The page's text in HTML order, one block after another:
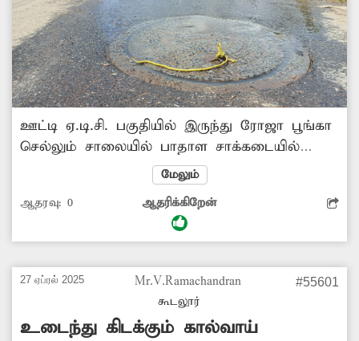
ஊட்டி ஏ.டி.சி. பகுதியில் இருந்து ரோஜா பூங்கா
செல்லும் சாலையில் பாதாள சாக்கடையில்
அடைப்பு ஏற்பட்டு உள்ளது. இதனால் கழிவுநீர்
வெளியேறி சாலையில் வழிந்தோடி செல்கிறது.
இதனால் அந்த பகுதியில் கடும் துர்நாற்றம்
வீசுகிறது. மேலும் அந்த வழியாக செல்லும்
ஏற்படும் அபாயம் உள்ளது. இதை சரி செய்ய
நகராட்சி நிர்வாகம் நடவடிக்கை எடுக்க
மேலும்
ஆதரவு: 0 ஆதரிக்கிறேன்
27 ஏப்ரல் 2025
Mr.V.Ramachandran
கூடலூர்
#55601
உடைந்து கிடக்கும் கால்வாய்